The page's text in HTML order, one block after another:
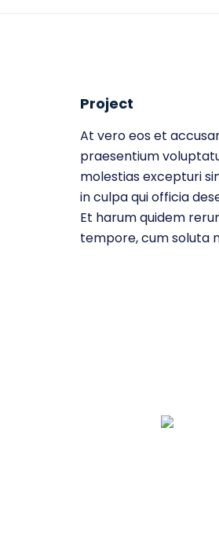
Project
At vero eos et
praesentium
molestias excepturi
in culpa qui officia
Et harum quidem
tempore, cum soluta